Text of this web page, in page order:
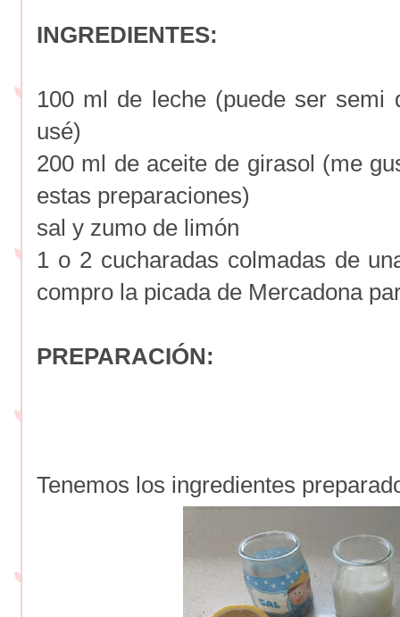
INGREDIENTES:
100 ml de leche (puede ser semi
usé)
200 ml de aceite de girasol (me
estas preparaciones)
sal y zumo de limón
1 o 2 cucharadas colmadas de
compro la picada de Mercadona
PREPARACIÓN:
Tenemos los ingredientes